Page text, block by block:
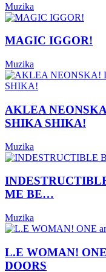
Muzika
MAGIC IGGOR!
Muzika
AKLEA
SHIKA SHIKA!
Muzika
ME BE…
Muzika
L.E WOMAN!
DOORS